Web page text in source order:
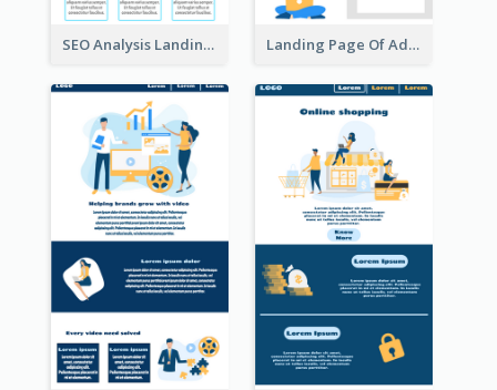
SEO Analysis Landing Page Landing Page Of Advertising Company